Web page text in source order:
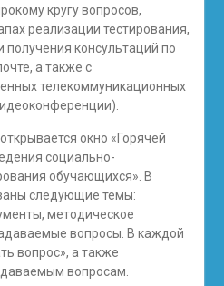
кругу вопросов,
реализации тестирования,
консультаций по
а также с
телекоммуникационных
окно «Горячей
социально-
обучающихся». В
следующие темы:
методическое
вопросы. В каждой
вопрос», а также
вопросам.